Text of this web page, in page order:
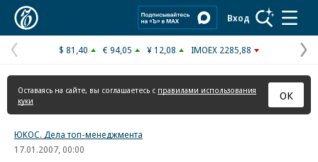
Вход
Предыдущая
страница
$ 81,40 € 94,05 ¥ 12,08 IMOEX 2285,88
Оставаясь на сайте, вы соглашаетесь с правилами использования
куки
ОК
ЮКОС. Дела топ-менеджмента
17.01.2007, 00:00